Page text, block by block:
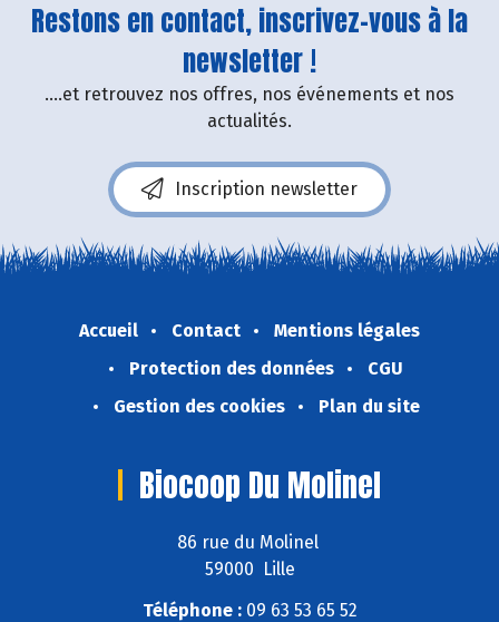
Restons en contact, inscrivez-vous à la
newsletter !
....et retrouvez nos offres, nos événements et nos
actualités.
Inscription newsletter
Accueil Contact
Mentions légales
Protection des données
CGU
Gestion des cookies
Plan du site
Biocoop Du Molinel
86 rue du Molinel
59000 Lille
Téléphone :09 63 53 65 52